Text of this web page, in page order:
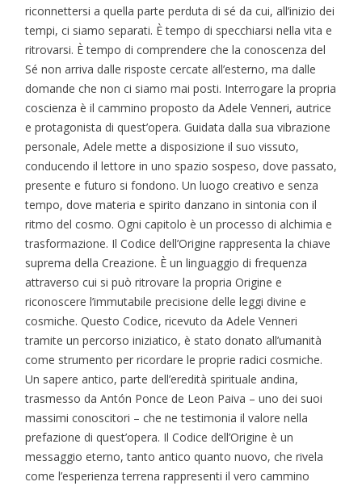
riconnettersi a quella parte perduta di sé da cui, all’inizio dei
tempi, ci siamo separati. È tempo di specchiarsi nella vita e
ritrovarsi. È tempo di comprendere che la conoscenza del
Sé non arriva dalle risposte cercate all’esterno, ma dalle
domande che non ci siamo mai posti. Interrogare la propria
coscienza è il cammino proposto da Adele Venneri, autrice
e protagonista di quest’opera. Guidata dalla sua vibrazione
personale, Adele mette a disposizione il suo vissuto,
conducendo il lettore in uno spazio sospeso, dove passato,
presente e futuro si fondono. Un luogo creativo e senza
tempo, dove materia e spirito danzano in sintonia con il
ritmo del cosmo. Ogni capitolo è un processo di alchimia e
trasformazione. Il Codice dell’Origine rappresenta la chiave
suprema della Creazione. È un linguaggio di frequenza
attraverso cui si può ritrovare la propria Origine e
riconoscere l’immutabile precisione delle leggi divine e
cosmiche. Questo Codice, ricevuto da Adele Venneri
tramite un percorso iniziatico, è stato donato all’umanità
come strumento per ricordare le proprie radici cosmiche.
Un sapere antico, parte dell’eredità spirituale andina,
trasmesso da Antón Ponce de Leon Paiva – uno dei suoi
massimi conoscitori – che ne testimonia il valore nella
prefazione di quest’opera. Il Codice dell’Origine è un
messaggio eterno, tanto antico quanto nuovo, che rivela
come l’esperienza terrena rappresenti il vero cammino